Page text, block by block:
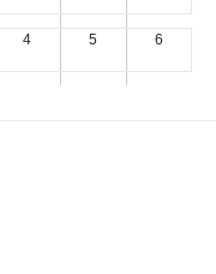
4 5 6